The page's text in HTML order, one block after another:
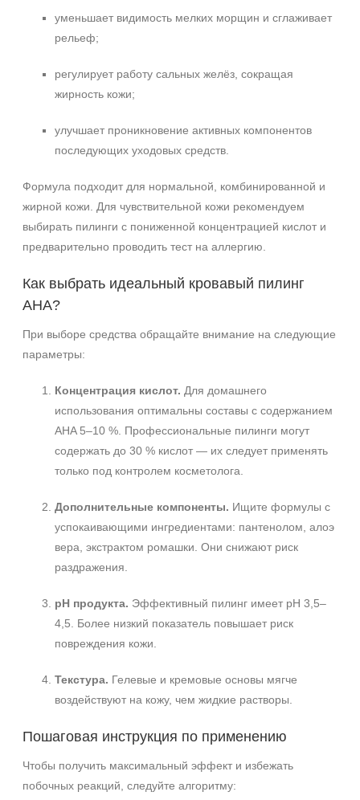
уменьшает видимость мелких морщин и сглаживает
рельеф;
регулирует работу сальных желёз, сокращая
жирность кожи;
улучшает проникновение активных компонентов
последующих уходовых средств.
Формула подходит для нормальной, комбинированной и
жирной кожи. Для чувствительной кожи рекомендуем
выбирать пилинги с пониженной концентрацией кислот и
предварительно проводить тест на аллергию.
Как выбрать идеальный кровавый пилинг
AHA?
При выборе средства обращайте внимание на следующие
параметры:
Концентрация кислот. Для домашнего
использования оптимальны составы с содержанием
AHA 5–10 %. Профессиональные пилинги могут
содержать до 30 % кислот — их следует применять
только под контролем косметолога.
Дополнительные компоненты. Ищите формулы с
успокаивающими ингредиентами: пантенолом, алоэ
вера, экстрактом ромашки. Они снижают риск
раздражения.
pH продукта. Эффективный пилинг имеет pH 3,5–
4,5. Более низкий показатель повышает риск
повреждения кожи.
Текстура. Гелевые и кремовые основы мягче
воздействуют на кожу, чем жидкие растворы.
Пошаговая инструкция по применению
Чтобы получить максимальный эффект и избежать
побочных реакций, следуйте алгоритму:
Не показывать предложение о консультации
+7 (929) 933-09-89